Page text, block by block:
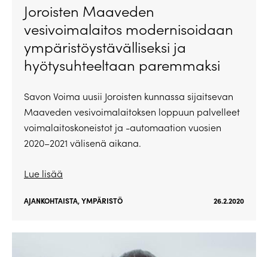
Joroisten Maaveden
vesivoimalaitos modernisoidaan
ympäristöystävälliseksi ja
hyötysuhteeltaan paremmaksi
Savon Voima uusii Joroisten kunnassa sijaitsevan
Maaveden vesivoimalaitoksen loppuun palvelleet
voimalaitoskoneistot ja -automaation vuosien
2020–2021 välisenä aikana.
Lue lisää
AJANKOHTAISTA,YMPÄRISTÖ 26.2.2020